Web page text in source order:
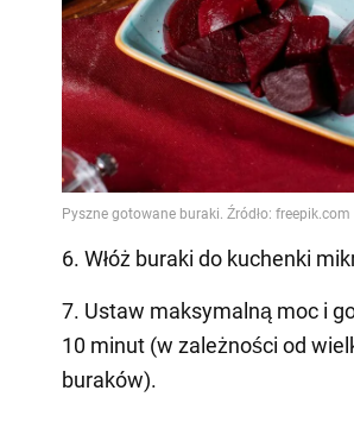
6. Włóż buraki do kuchenki
7. Ustaw maksymalną moc i
10 minut (w zależności od
buraków).